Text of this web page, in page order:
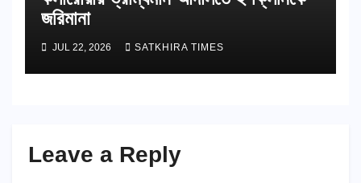
জরিমানা
JUL 22, 2026 SATKHIRA TIMES
Leave a Reply